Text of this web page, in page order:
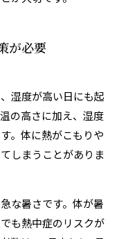
が必要
湿度が高い日にも起
の高さに加え、湿度
。体に熱がこもりや
しまうことがありま
な暑さです。体が暑
も熱中症のリスクが